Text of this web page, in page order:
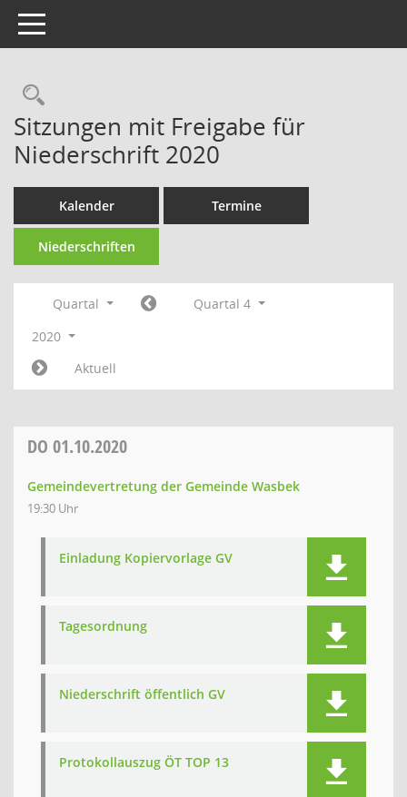
Toggle navigation
Rechercheauswahl
Sitzungen mit Freigabe für
Niederschrift 2020
Kalender Termine
Niederschriften
Quartal
Quartal 4
2020
Aktuell
DO 01.10.2020
Gemeindevertretung der Gemeinde Wasbek
19:30 Uhr
Einladung Kopiervorlage GV
Tagesordnung
Niederschrift öffentlich GV
Protokollauszug ÖT TOP 13